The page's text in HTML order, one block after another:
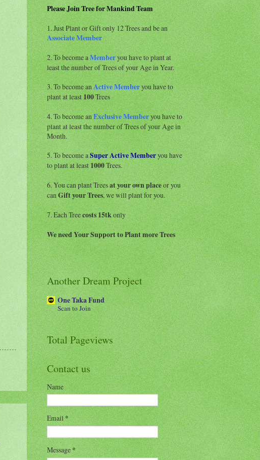
Please Join Tree for Mankind Team
1. Just Plant or Gift only 12 Trees and be an
AssociateMember
2. To become aMemberyou have to plant at
least the number of Trees of your Age in Year.
3. To become anActive Memberyou have to
plant at least100Trees
4. To become anExclusive Memberyou have to
plant at least the number of Trees of your Age in
Month.
5. To become aSuper ActiveMemberyou have
to plant at least1000Trees.
6. You can plant Treesat your own placeor you
canGift your Trees, we will plant for you.
7. Each Treecosts 15tkonly
We need Your Support to Plant more Trees
Another Dream Project
One Taka Fund
Scan to Join
Total Pageviews
Contact us
Name
Email*
Message *